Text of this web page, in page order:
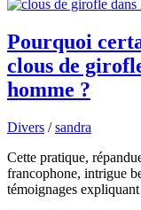
Pourquoi
clous de
homme ?
Divers /sandra
Cette pratique,
francophone, intrigue
témoignages